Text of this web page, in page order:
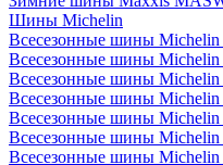
Шины Michelin
Всесезонные шины Michelin
Всесезонные шины Michelin
Всесезонные шины Michelin
Всесезонные шины Michelin
Всесезонные шины Michelin
Всесезонные шины
Всесезонные шины